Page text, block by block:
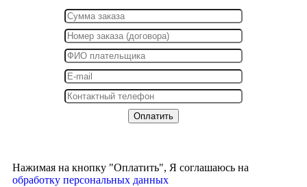
Нажимая на кнопку "Оплатить", Я соглашаюсь на
обработку персональных данных